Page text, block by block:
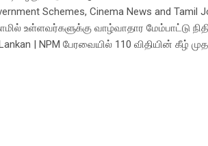
Schemes, Cinema News and
உள்ளவர்களுக்கு வாழ்வாதார மேம்பாட்டு
| NPM பேரவையில் 110 விதியின் கீழ்
நிறைவடைந்த பிறகு , இலங்கைக்கு
எடுக்கப்படும் . இலங்கை தமிழ்: